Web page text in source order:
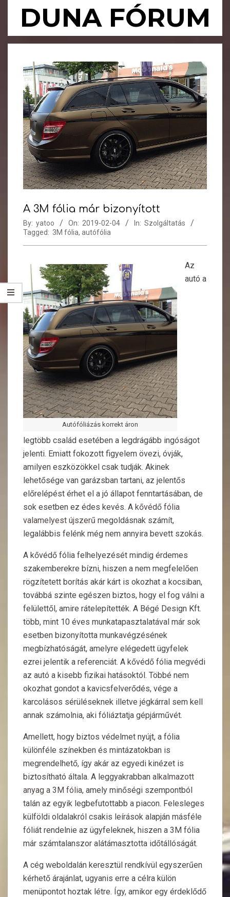
DUNA FÓRUM
Primary
Menu
A 3M fólia már bizonyított
By: yatoo On: 2019-02-04 In: Szolgáltatás
Tagged: 3M fólia, autófólia
Autófóliázás korrekt áron
Az
autó a
legtöbb család esetében a legdrágább ingóságot
jelenti. Emiatt fokozott figyelem övezi, óvják,
amilyen eszközökkel csak tudják. Akinek
lehetősége van garázsban tartani, az jelentős
előrelépést érhet el a jó állapot fenntartásában, de
sok esetben ez édes kevés. A kővédő fólia
valamelyest újszerű megoldásnak számít,
legalábbis felénk még nem annyira bevett szokás.
A kővédő fólia felhelyezését mindig érdemes
szakemberekre bízni, hiszen a nem megfelelően
rögzítetett borítás akár kárt is okozhat a kocsiban,
továbbá szinte egészen biztos, hogy el fog válni a
felülettől, amire rátelepítették. A Bégé Design Kft.
több, mint 10 éves munkatapasztalatával már sok
esetben bizonyította munkavégzésének
megbízhatóságát, amelyre elégedett ügyfelek
ezrei jelentik a referenciát. A kővédő fólia megvédi
az autó a kisebb fizikai hatásoktól. Többé nem
okozhat gondot a kavicsfelverődés, vége a
karcolásos sérüléseknek illetve jégkárral sem kell
annak számolnia, aki fóliáztatja gépjárművét.
Amellett, hogy biztos védelmet nyújt, a fólia
különféle színekben és mintázatokban is
megrendelhető, így akár az egyedi kinézet is
biztosítható általa. A leggyakrabban alkalmazott
anyag a 3M fólia, amely minőségi szempontból
talán az egyik legbefutottabb a piacon. Felesleges
külföldi oldalakról csakis leírások alapján másféle
fóliát rendelnie az ügyfeleknek, hiszen a 3M fólia
már számtalanszor alátámasztotta időtállóságát.
A cég weboldalán keresztül rendkívül egyszerűen
kérhető árajánlat, ugyanis erre a célra külön
menüpontot hoztak létre. Így, amikor egy érdeklődő